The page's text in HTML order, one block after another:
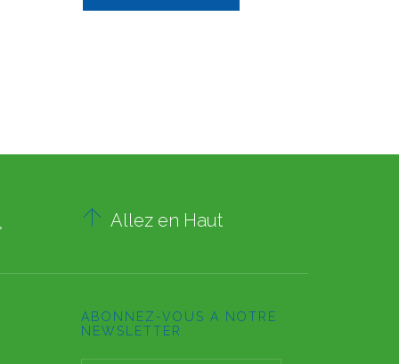
 Allez en Haut
ABONNEZ-VOUS A NOTRE
NEWSLETTER